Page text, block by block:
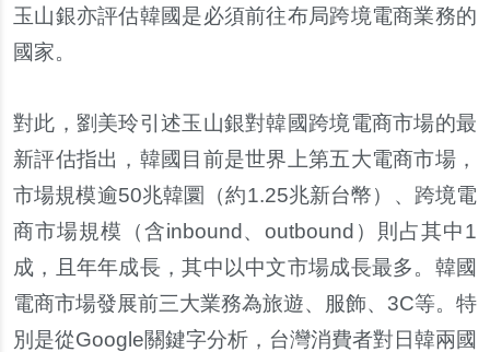
玉山銀亦評估韓國是必須前往布局跨境電商業務的
國家。
對此，劉美玲引述玉山銀對韓國跨境電商市場的最
新評估指出，韓國目前是世界上第五大電商市場，
市場規模逾50兆韓圜（約1.25兆新台幣）、跨境電
商市場規模（含inbound、outbound）則占其中1
成，且年年成長，其中以中文市場成長最多。韓國
電商市場發展前三大業務為旅遊、服飾、3C等。特
別是從Google關鍵字分析，台灣消費者對日韓兩國